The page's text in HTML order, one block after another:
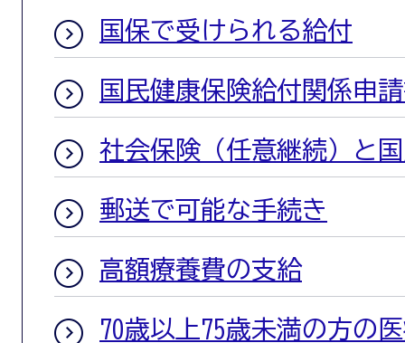
国保で受けられる給付
国民健康保険給付関係申
社会保険（任意継続）と
郵送で可能な手続き
高額療養費の支給
70歳以上75歳未満の方の